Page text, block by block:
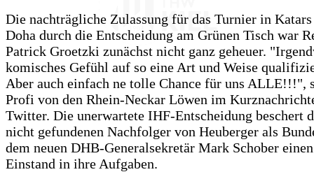
Die nachträgliche Zulassung für das Turnier in
Doha durch die Entscheidung am Grünen Tisch war
Patrick Groetzki zunächst nicht ganz geheuer.
komisches Gefühl auf so eine Art und Weise
Aber auch einfach ne tolle Chance für uns ALLE!!!",
Profi von den Rhein-Neckar Löwen im
Twitter. Die unerwartete IHF-Entscheidung beschert
nicht gefundenen Nachfolger von Heuberger als
dem neuen DHB-Generalsekretär Mark Schober
Einstand in ihre Aufgaben.